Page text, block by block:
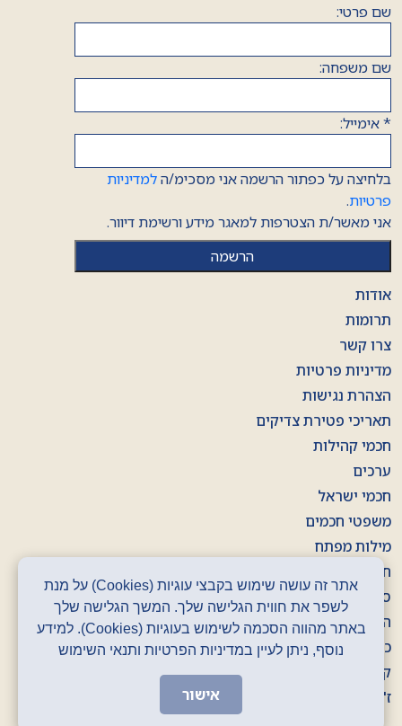
שם פרטי:
שם משפחה:
*אימייל:
בלחיצה על כפתור הרשמה אני מסכימ/הלמדיניות
פרטיות.
אני מאשר/ת הצטרפות למאגר מידע ורשימת דיוור.
אודות
תרומות
צרו קשר
מדיניות פרטיות
הצהרת נגישות
תאריכי פטירת צדיקים
חכמי קהילות
ערכים
חכמי ישראל
משפטי חכמים
מילות מפתח
חוברות
סרטונים
הסכתים
כרזות
קלפים
ז' באדר
אתר זה עושה שימוש בקבצי עוגיות (Cookies) על מנת
לשפר את חווית הגלישה שלך. המשך הגלישה שלך
באתר מהווה הסכמה לשימוש בעוגיות (Cookies). למידע
נוסף, ניתן לעיין במדיניות הפרטיות ותנאי השימוש
אישור